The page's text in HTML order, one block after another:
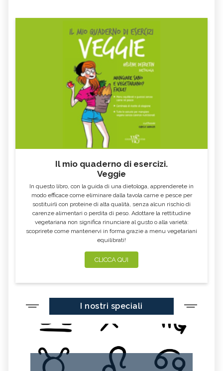
Il mio quaderno di esercizi.
Veggie
In questo libro, con la guida di una dietologa, apprenderete in
modo efficace come eliminare dalla tavola carne e pesce per
sostituirli con proteine di alta qualità, senza alcun rischio di
carenze alimentari o perdita di peso. Adottare la rettitudine
vegetariana non significa rinunciare al gusto o alla varietà:
scoprirete come mantenervi in forma grazie a menu vegetariani
equilibrati!
CLICCA QUI
I nostri speciali